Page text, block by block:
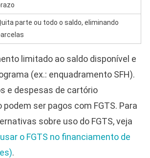
parte ou todo o saldo, eliminando
limitado ao saldo disponível e
(ex.: enquadramento SFH).
e despesas de cartório
ser pagos com FGTS. Para
sobre uso do FGTS, veja
o FGTS no financiamento de
.